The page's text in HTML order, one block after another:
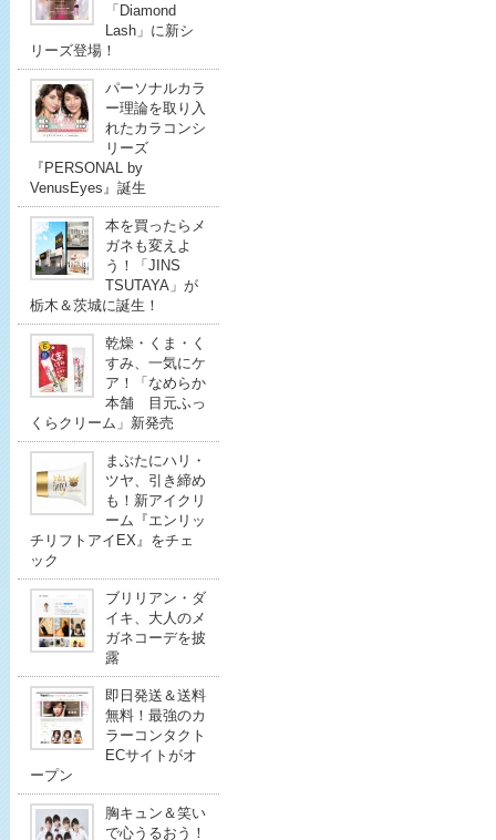
「Diamond
Lash」に新シ
リーズ登場！
パーソナルカラ
ー理論を取り入
れたカラコンシ
リーズ
『PERSONAL by
VenusEyes』誕生
本を買ったらメ
ガネも変えよ
う！「JINS
TSUTAYA」が
栃木＆茨城に誕生！
乾燥・くま・く
すみ、一気にケ
ア！「なめらか
本舗 目元ふっ
くらクリーム」新発売
まぶたにハリ・
ツヤ、引き締め
も！新アイクリ
ーム『エンリッ
チリフトアイEX』をチェ
ック
ブリリアン・ダ
イキ、大人のメ
ガネコーデを披
露
即日発送＆送料
無料！最強のカ
ラーコンタクト
ECサイトがオ
ープン
胸キュン＆笑い
で心うるおう！